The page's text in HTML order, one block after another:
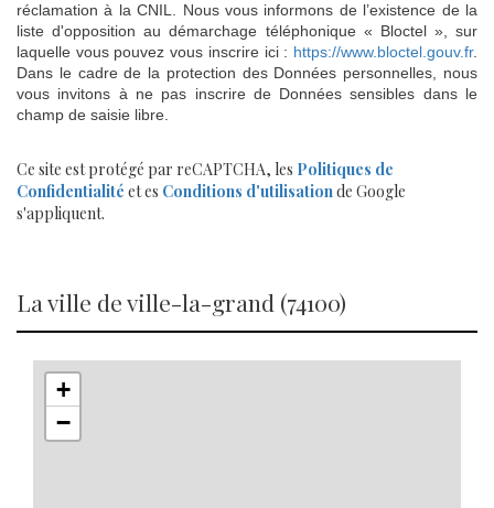
réclamation à la CNIL. Nous vous informons de l’existence de la
liste d'opposition au démarchage téléphonique « Bloctel », sur
laquelle vous pouvez vous inscrire ici : https://www.bloctel.gouv.fr.
Dans le cadre de la protection des Données personnelles, nous
vous invitons à ne pas inscrire de Données sensibles dans le
champ de saisie libre.
Ce site est protégé par reCAPTCHA, les Politiques de
Confidentialité et es Conditions d'utilisationde Google
s'appliquent.
la ville de ville-la-grand (74100)
+
−